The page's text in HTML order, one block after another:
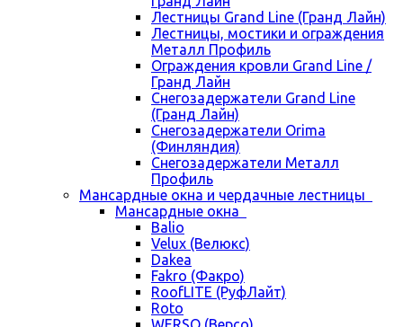
Лестницы Grand Line (Гранд Лайн)
Лестницы, мостики и ограждения
Металл Профиль
Ограждения кровли Grand Line /
Гранд Лайн
Снегозадержатели Grand Line
(Гранд Лайн)
Снегозадержатели Orima
(Финляндия)
Снегозадержатели Металл
Профиль
Мансардные окна и чердачные лестницы
Мансардные окна
Balio
Velux (Велюкс)
Dakea
Fakro (Факро)
RoofLITE (РуфЛайт)
Roto